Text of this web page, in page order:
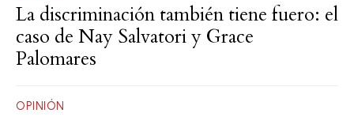
La discriminación también tiene fuero: el
caso de Nay Salvatori y Grace
Palomares
OPINIÓN